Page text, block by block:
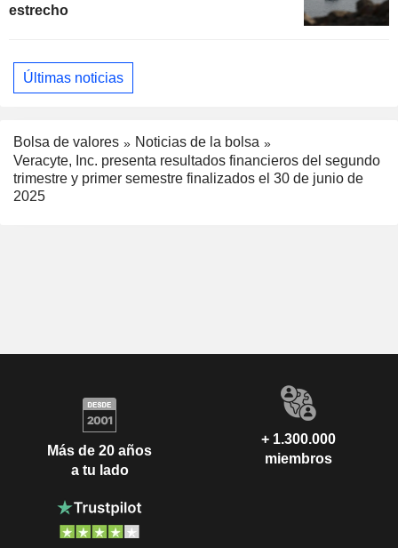
estrecho
Últimas noticias
Bolsa de valores
Noticias de la bolsa
Veracyte, Inc. presenta resultados financieros del segundo
trimestre y primer semestre finalizados el 30 de junio de
2025
Más de 20 años
a tu lado
+ 1.300.000
miembros